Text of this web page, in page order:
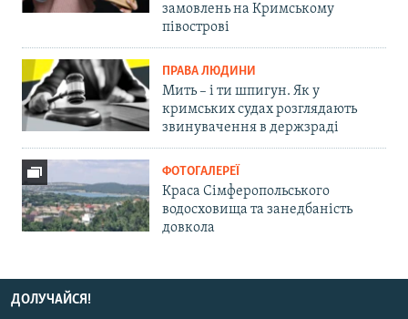
замовлень на Кримському
півострові
ПРАВА ЛЮДИНИ
Мить – і ти шпигун. Як у
кримських судах розглядають
звинувачення в держзраді
ФОТОГАЛЕРЕЇ
Краса Сімферопольського
водосховища та занедбаність
довкола
ДОЛУЧАЙСЯ!